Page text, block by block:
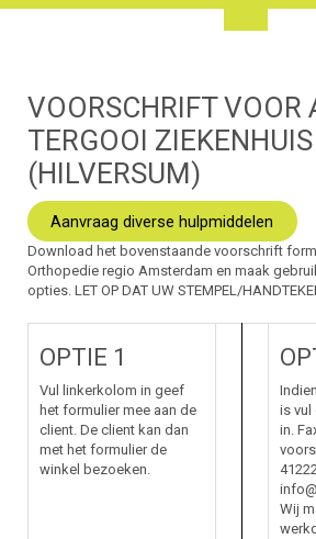
VOORSCHRIFT VOOR
TERGOOI ZIEKENHUIS
(HILVERSUM)
Aanvraag diverse hulpmiddelen
Download het bovenstaande voorschrift
Orthopedie regio Amsterdam en maak
opties. LET OP DAT UW STEMPEL/
OPTIE 1
Vul linkerkolom in geef
het formulier mee aan de
client. De client kan dan
met het formulier de
winkel bezoeken.
is vul
in.
Wij